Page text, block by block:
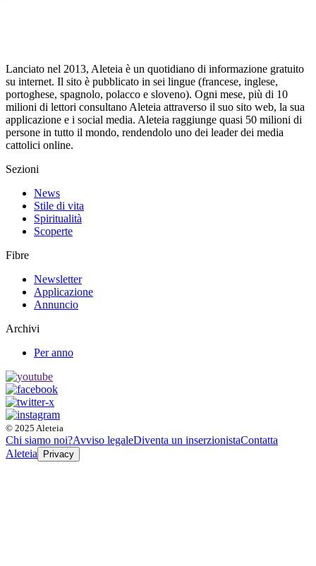
Lanciato nel 2013, Aleteia è un quotidiano di informazione gratuito
su internet. Il sito è pubblicato in sei lingue (francese, inglese,
portoghese, spagnolo, polacco e sloveno). Ogni mese, più di 10
milioni di lettori consultano Aleteia attraverso il suo sito web, la sua
applicazione e i social media. Aleteia raggiunge quasi 50 milioni di
persone in tutto il mondo, rendendolo uno dei leader dei media
cattolici online.
Sezioni
News
Stile di vita
Spiritualità
Scoperte
Fibre
Newsletter
Applicazione
Annuncio
Archivi
Per anno
© 2025 Aleteia
Chi siamo noi?Avviso legaleDiventa un inserzionistaContatta
Aleteia
Privacy